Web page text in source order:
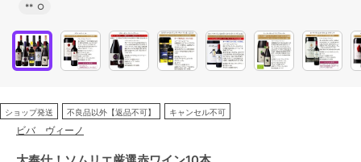
** ○
ショップ発送 不良品以外【返品不可】 キャンセル不可
ビバ ヴィーノ